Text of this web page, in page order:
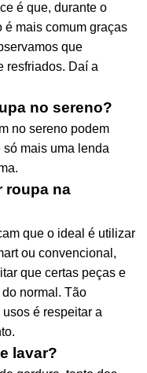
é que, durante o
é mais comum graças
que
resfriados. Daí a
no sereno?
no sereno podem
mais uma lenda
roupa na
que o ideal é utilizar
ou convencional,
que certas peças e
normal. Tão
é respeitar a
lavar?